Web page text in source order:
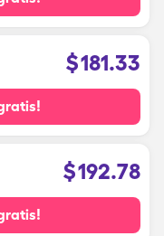
$181.33
$192.78